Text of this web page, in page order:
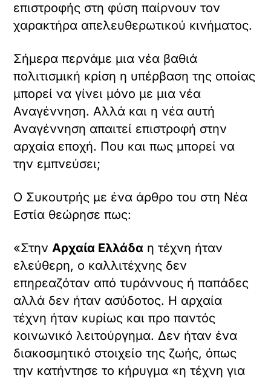
η απόλυτη αυτονόμηση της
προσωπικότητας οδήγησε στη διάσπασή
ατομικότητα».
Όσο για τη διανόηση; Γράφει:
«Υπάρχουν εποχές που η διανόηση
ακολουθεί το ρεύμα της ζωής και
επηρεάζεται από αυτό. Τη ζωή τότε
δημοσιογράφος, όχι ο υπεύθυνος ηγέτης
του έθνους, αλλ’ ο επιτήδειος υπηρέτης
Ως αιτία της παρακμής ο Συκουτρής
θεωρεί την έλλειψη αριστοκρατίας αλλά
και θρησκευτικότητας. Ποιας
θρησκευτικότητας, όμως; Tης
θρησκευτικότητας, όχι ως προσήλωσης
σε δόγματα ή στις υπερφυσικές
δυνάμεις. Αλλά ως στέρηση πνευματικής